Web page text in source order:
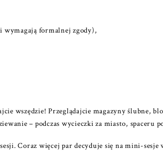
wymagają formalnej zgody),
wszędzie! Przeglądajcie magazyny ślubne,
– podczas wycieczki za miasto, spaceru
Coraz więcej par decyduje się na mini-